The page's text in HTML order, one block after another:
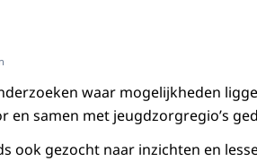
van PDF document Aanpak Wachttijden
waar mogelijkheden
en samen met jeugdzorgregio’s
ook gezocht naar inzichten en